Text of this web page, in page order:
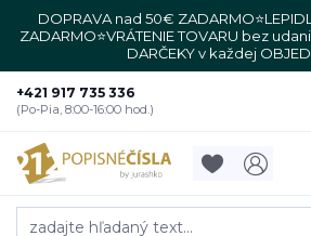
DOPRAVA nad 50€
ZADARMO⭐VRÁTENIE TOVARU bez
DARČEKY v každej
+421 917 735 336
(Po-Pia, 8:00-16:00 hod.)